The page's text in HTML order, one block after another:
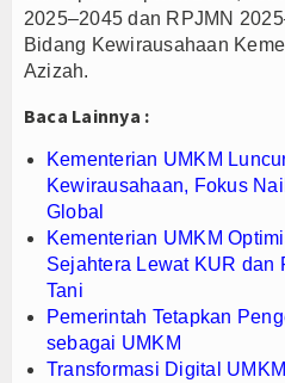
2025–2045 dan RPJMN
Bidang Kewirausahaan
Azizah.
Baca Lainnya :
Kementerian UMKM
Kewirausahaan, Fokus
Global
Kementerian UMKM
Sejahtera Lewat KUR dan
Tani
Pemerintah Tetapkan
sebagai UMKM
Transformasi Digital